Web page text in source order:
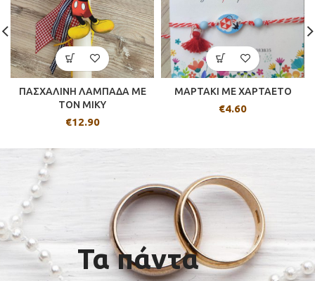
ΠΑΣΧΑΛΙΝΗ ΛΑΜΠΑΔΑ ΜΕ
ΤΟΝ ΜΙΚΥ
€12.90
ΜΑΡΤΑΚΙ ΜΕ ΧΑΡΤΑΕΤO
€4.60
Τα πάντα